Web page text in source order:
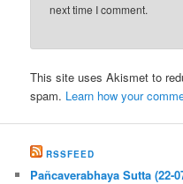
next time I comment.
This site uses Akismet to
spam. Learn how your
RSSFEED
Pañcaverabhaya Sutta (22-